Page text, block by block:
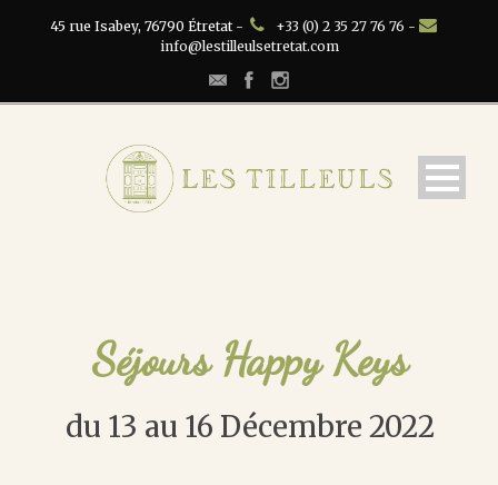
45 rue Isabey, 76790 Étretat -
+33 (0) 2 35 27 76 76 -
info@lestilleulsetretat.com
Séjours Happy Keys
du 13 au 16 Décembre 2022